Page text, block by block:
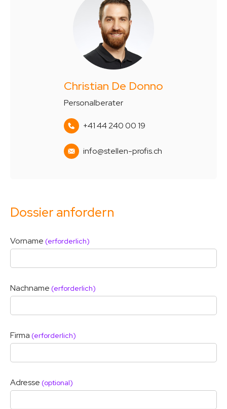
Dossier anfordern
Vorname (erforderlich)
Nachname (erforderlich)
Firma (erforderlich)
Adresse (optional)
Christian De Donno
Personalberater
+41 44 240 00 19
info@stellen-profis.ch